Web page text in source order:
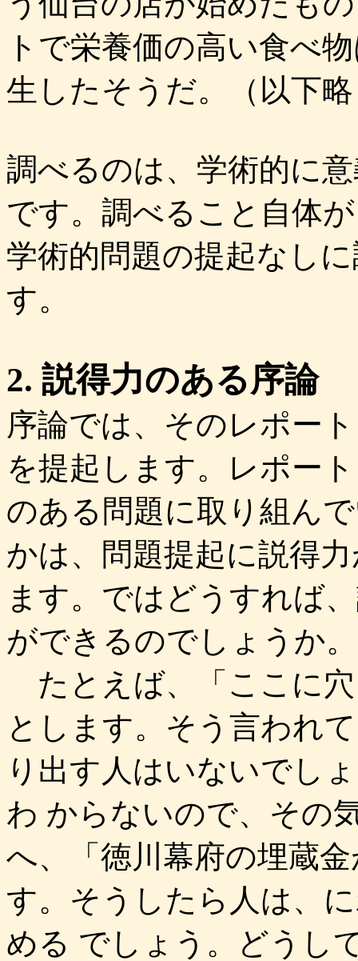
トで栄養価の高い食べ
生したそうだ。（以下
調べるのは、学術的に
です。調べること自体
学術的問題の提起なし
す。
2. 説得力のある序論
序論では、そのレポー
を提起します。レポー
のある問題に取り組ん
かは、問題提起に説得
ます。ではどうすれば
ができるのでしょうか。
たとえば、「ここに
とします。そう言われ
り出す人はいないでし
わ からないので、その
へ、「徳川幕府の埋蔵
す。そうしたら人は、
める でしょう。どうし